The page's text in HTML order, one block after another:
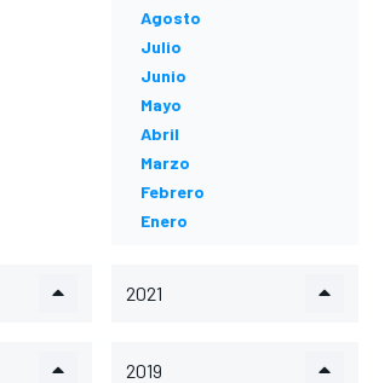
Agosto
Julio
Junio
Mayo
Abril
Marzo
Febrero
Enero
2021
2019